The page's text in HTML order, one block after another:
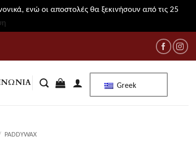
ενώ οι αποστολές θα ξεκινήσουν από τις 25
Greek
PADDYWAX